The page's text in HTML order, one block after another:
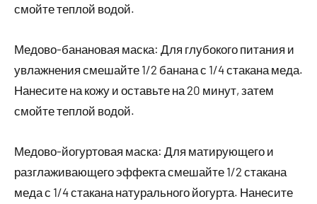
смойте теплой водой.
Медово-банановая маска: Для глубокого питания и
увлажнения смешайте 1/2 банана с 1/4 стакана меда.
Нанесите на кожу и оставьте на 20 минут, затем
смойте теплой водой.
Медово-йогуртовая маска: Для матирующего и
разглаживающего эффекта смешайте 1/2 стакана
меда с 1/4 стакана натурального йогурта. Нанесите